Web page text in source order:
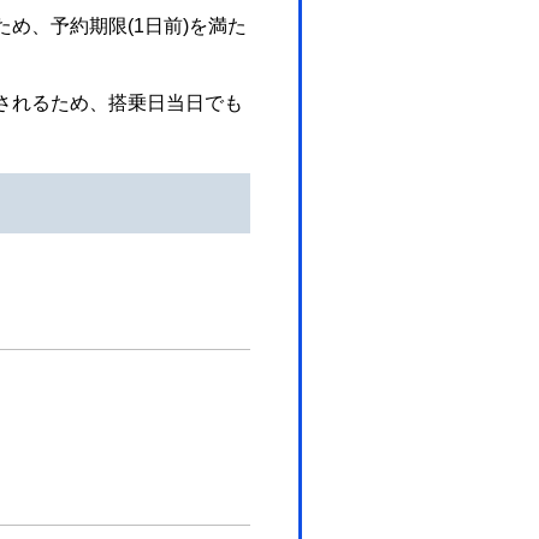
め、予約期限(1日前)を満た
れるため、搭乗日当日でも